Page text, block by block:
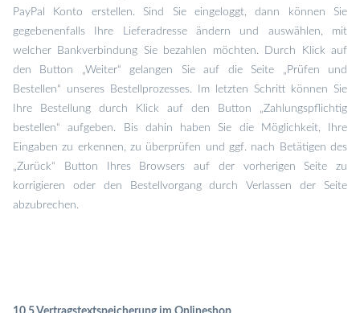
PayPal Konto erstellen. Sind Sie eingeloggt, dann können Sie
gegebenenfalls Ihre Lieferadresse ändern und auswählen, mit
welcher Bankverbindung Sie bezahlen möchten. Durch Klick auf
den Button „Weiter“ gelangen Sie auf die Seite „Prüfen und
Bestellen“ unseres Bestellprozesses. Im letzten Schritt können Sie
Ihre Bestellung durch Klick auf den Button „Zahlungspflichtig
bestellen“ aufgeben. Bis dahin haben Sie die Möglichkeit, Ihre
Eingaben zu erkennen, zu überprüfen und ggf. nach Betätigen des
„Zurück“ Button Ihres Browsers auf der vorherigen Seite zu
korrigieren oder den Bestellvorgang durch Verlassen der Seite
abzubrechen.